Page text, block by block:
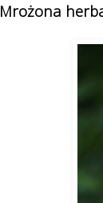
Mrożona